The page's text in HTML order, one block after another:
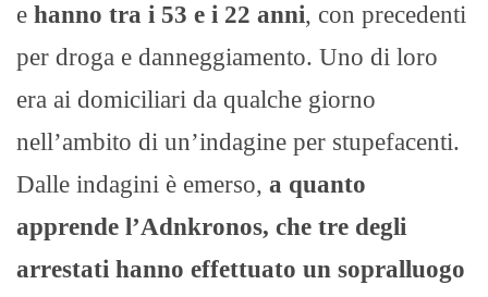
e hanno tra i 53 e i 22 anni, con precedenti
per droga e danneggiamento. Uno di loro
era ai domiciliari da qualche giorno
nell’ambito di un’indagine per stupefacenti.
Dalle indagini è emerso, a quanto
apprende l’Adnkronos, che tre degli
arrestati hanno effettuato un sopralluogo